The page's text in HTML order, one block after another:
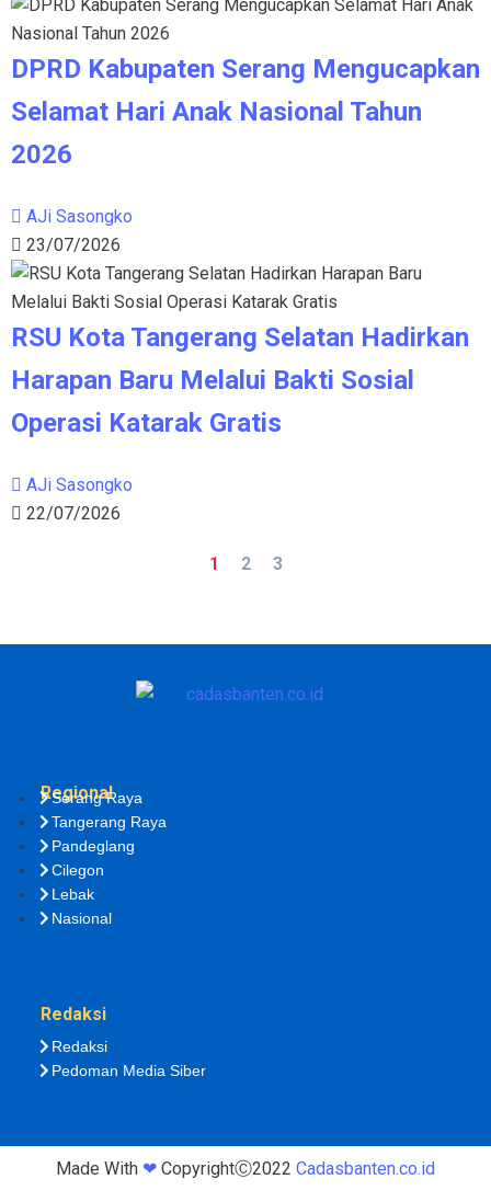
DPRD Kabupaten Serang Mengucapkan
Selamat Hari Anak Nasional Tahun
2026
AJi Sasongko
23/07/2026
RSU Kota Tangerang Selatan Hadirkan
Harapan Baru Melalui Bakti Sosial
Operasi Katarak Gratis
AJi Sasongko
22/07/2026
1 2 3
Regional
Serang Raya
Tangerang Raya
Pandeglang
Cilegon
Lebak
Nasional
Redaksi
Redaksi
Pedoman Media Siber
Made With ❤ CopyrightⒸ2022 Cadasbanten.co.id